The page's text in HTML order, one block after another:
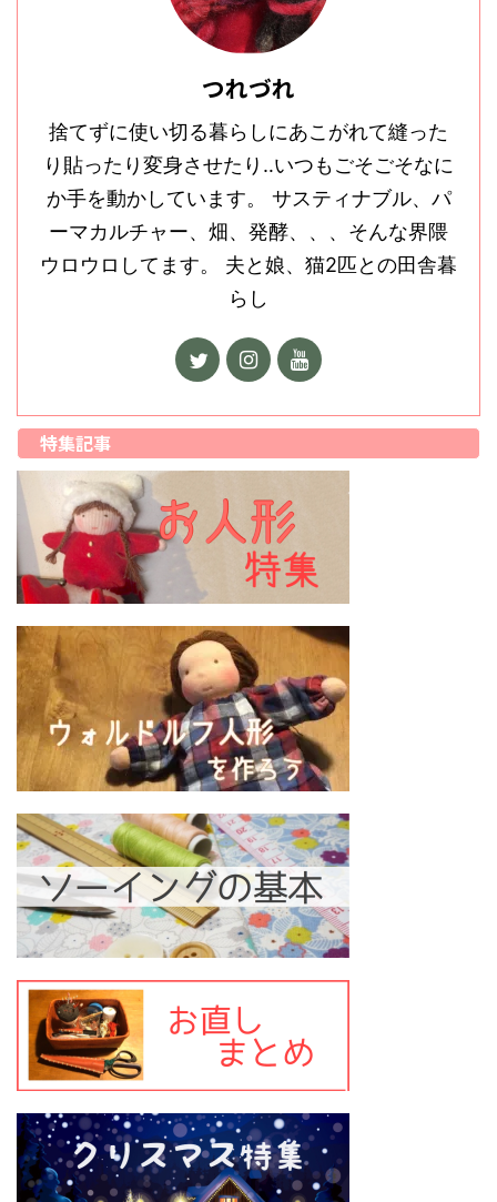
つれづれ
捨てずに使い切る暮らしにあこがれて縫った
り貼ったり変身させたり‥いつもごそごそなに
か手を動かしています。 サスティナブル、パ
ーマカルチャー、畑、発酵、、、そんな界隈
ウロウロしてます。 夫と娘、猫2匹との田舎暮
らし
特集記事